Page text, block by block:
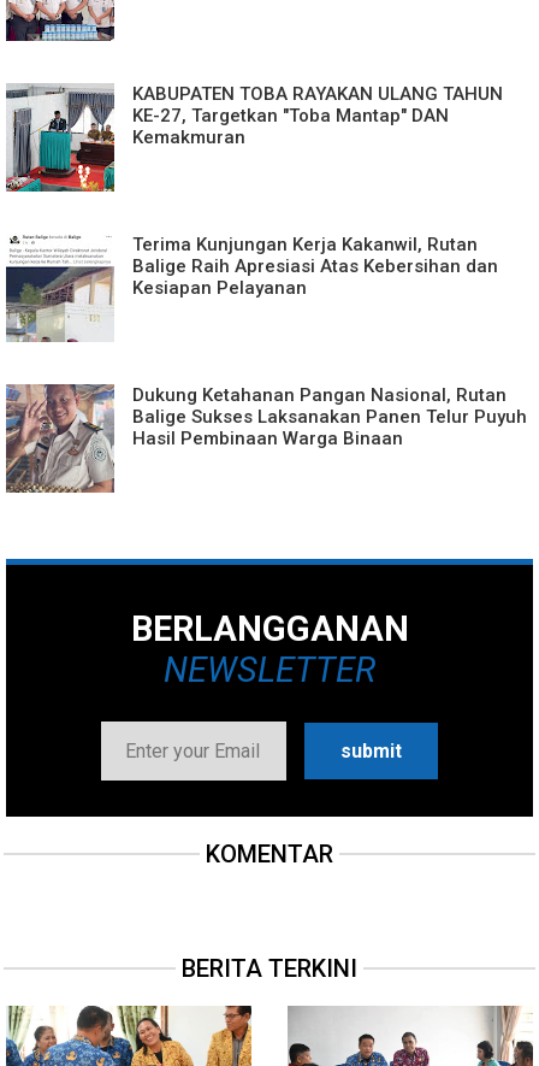
KABUPATEN TOBA RAYAKAN ULANG TAHUN
KE-27, Targetkan "Toba Mantap" DAN
Kemakmuran
Terima Kunjungan Kerja Kakanwil, Rutan
Balige Raih Apresiasi Atas Kebersihan dan
Kesiapan Pelayanan
Dukung Ketahanan Pangan Nasional, Rutan
Balige Sukses Laksanakan Panen Telur Puyuh
Hasil Pembinaan Warga Binaan
BERLANGGANAN
NEWSLETTER
KOMENTAR
BERITA TERKINI